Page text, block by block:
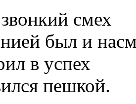
смех
был и
в успех
пешкой.